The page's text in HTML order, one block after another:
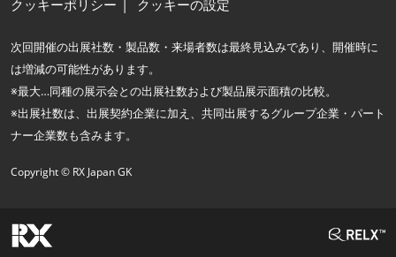
クッキーポリシー
クッキーの設定
次回開催の出展社数・製品数・来場者数は最終見込みであり、開催時に
は増減の可能性があります。
※最大…同種の展示会との出展社数および製品展示面積の比較。
※出展社数は、出展契約企業に加え、共同出展するグループ企業・パート
ナー企業数も含みます。
Copyright © RX Japan GK